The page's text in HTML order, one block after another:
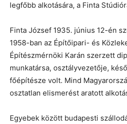
legfőbb alkotására, a Finta
Finta József 1935. június 12-én
1958-ban az Építőipari- és
Építészmérnöki Karán szerzett
munkatársa, osztályvezetője,
főépítésze volt. Mind
osztatlan elismerést aratott
Egyebek között budapesti